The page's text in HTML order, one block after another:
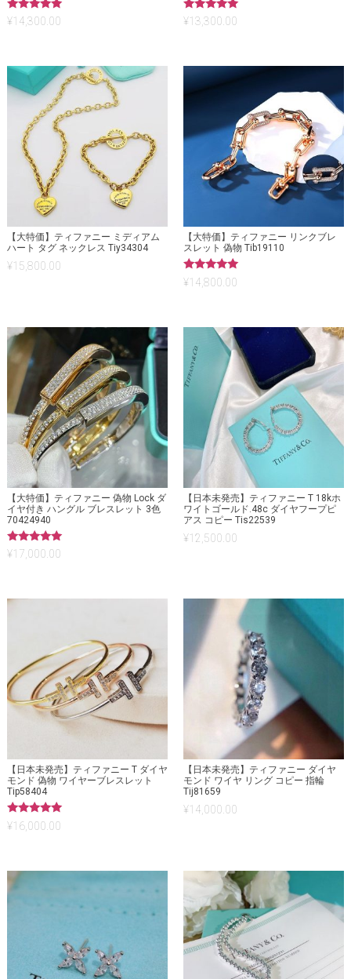
5段階中
5.00
¥14,300.00
5段階中
5.00
¥13,300.00
【大特価】ティファニー ミディアム
ハート タグ ネックレス Tiy34304
¥15,800.00
【大特価】ティファニー リンクブレ
スレット 偽物 Tib19110
5段階中
5.00
¥14,800.00
【大特価】ティファニー 偽物 Lock ダ
イヤ付き ハングル ブレスレット 3色
70424940
5段階中
5.00
¥17,000.00
【日本未発売】ティファニー T 18kホ
ワイトゴールド.48c ダイヤフープピ
アス コピー Tis22539
¥12,500.00
【日本未発売】ティファニー T ダイヤ
モンド 偽物 ワイヤーブレスレット
Tip58404
5段階中
5.00
¥16,000.00
【日本未発売】ティファニー ダイヤ
モンド ワイヤ リング コピー 指輪
Tij81659
¥14,000.00